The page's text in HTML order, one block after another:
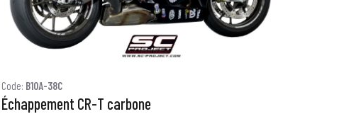
Code: B10A-38C
Échappement CR-T carbone